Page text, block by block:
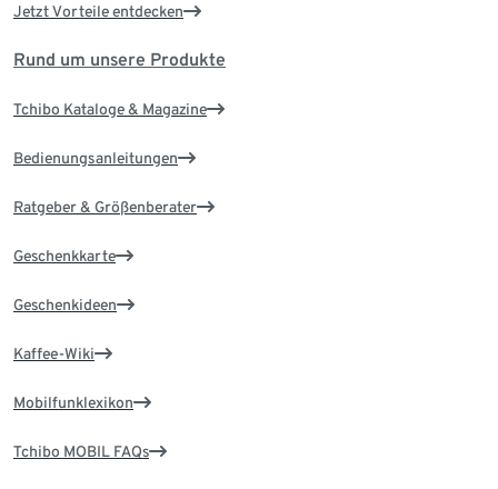
Jetzt Vorteile entdecken
Rund um unsere Produkte
Tchibo Kataloge & Magazine
Bedienungsanleitungen
Ratgeber & Größenberater
Geschenkkarte
Geschenkideen
Kaffee-Wiki
Mobilfunklexikon
Tchibo MOBIL FAQs